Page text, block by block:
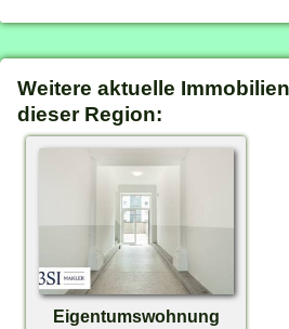
Weitere aktuelle
dieser Region:
Eigentumswohnung